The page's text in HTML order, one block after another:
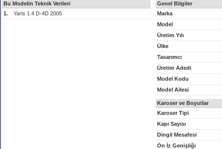
Bu Modelin Teknik Verileri
1.
Yaris 1.4 D-4D 2005
Genel Bilgiler
Marka
Model
Üretim Yılı
Ülke
Tasarımcı
Üretim Adedi
Model Kodu
Model Ailesi
Karoser ve Boyutlar
Karoser Tipi
Kapı Sayısı
Dingil Mesafesi
Ön İz Genişliği